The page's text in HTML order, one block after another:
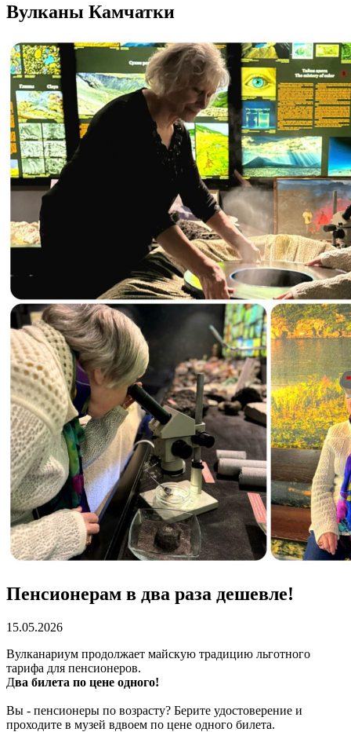
Вулканы Камчатки
Пенсионерам в два раза дешевле!
15.05.2026
Вулканариум продолжает майскую традицию льготного
тарифа для пенсионеров.
Два билета по цене одного!
Вы - пенсионеры по возрасту? Берите удостоверение и
проходите в музей вдвоем по цене одного билета.